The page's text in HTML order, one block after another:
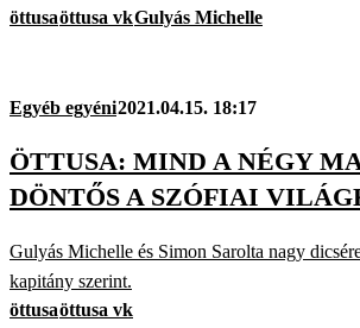
öttusaöttusa vkGulyás Michelle
Egyéb egyéni2021.04.15. 18:17
ÖTTUSA: MIND A NÉGY
DÖNTŐS A SZÓFIAI
Gulyás Michelle és Simon Sarolta nagy
kapitány szerint.
öttusaöttusa vk